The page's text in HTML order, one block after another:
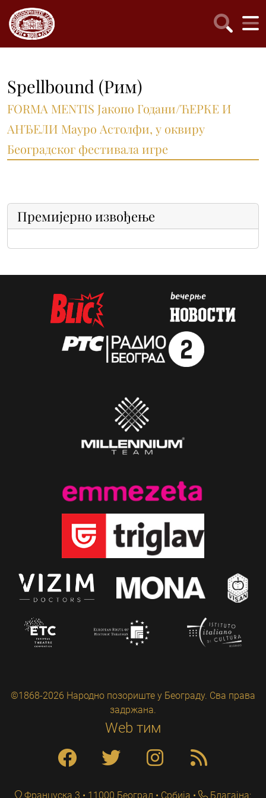
Spellbound (Рим)
FORMA MENTIS Јакопо Годани/ЋЕРКЕ И
АНЂЕЛИ Мауро Астолфи, у оквиру
Београдског фестивала игре
Премијерно извођење
©1868-2026 Народно позориште у Београду. Сва права
задржана.
Web тим
Француска 3 • 11000 Београд • Србија Благајна: